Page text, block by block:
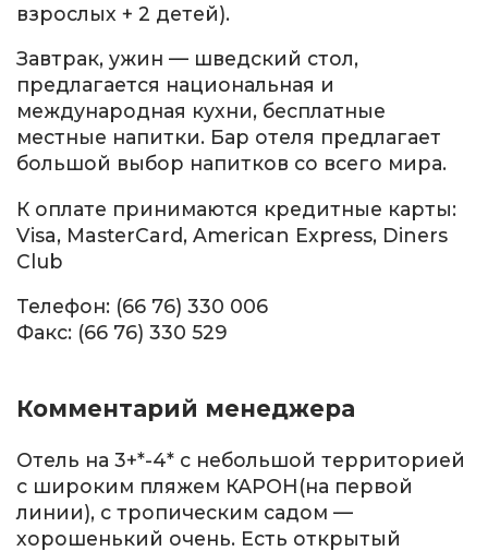
взрослых + 2 детей).
Завтрак, ужин — шведский стол,
предлагается национальная и
международная кухни, бесплатные
местные напитки. Бар отеля предлагает
большой выбор напитков со всего мира.
К оплате принимаются кредитные карты:
Visa, MasterCard, American Express, Diners
Club
Телефон: (66 76) 330 006
Факс: (66 76) 330 529
Комментарий менеджера
Отель на 3+*-4* с небольшой территорией
с широким пляжем КАРОН(на первой
линии), с тропическим садом —
хорошенький очень. Есть открытый